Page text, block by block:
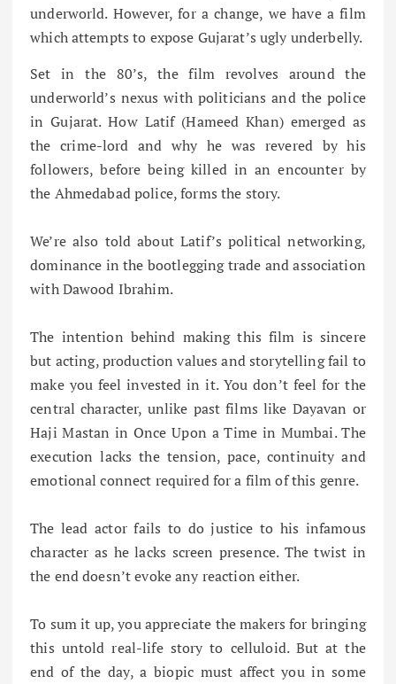
underworld. However, for a change, we have a film
which attempts to expose Gujarat’s ugly underbelly.
Set in the 80’s, the film revolves around the
underworld’s nexus with politicians and the police
in Gujarat. How Latif (Hameed Khan) emerged as
the crime-lord and why he was revered by his
followers, before being killed in an encounter by
the Ahmedabad police, forms the story.
We’re also told about Latif’s political networking,
dominance in the bootlegging trade and association
with Dawood Ibrahim.
The intention behind making this film is sincere
but acting, production values and storytelling fail to
make you feel invested in it. You don’t feel for the
central character, unlike past films like Dayavan or
Haji Mastan in Once Upon a Time in Mumbai. The
execution lacks the tension, pace, continuity and
emotional connect required for a film of this genre.
The lead actor fails to do justice to his infamous
character as he lacks screen presence. The twist in
the end doesn’t evoke any reaction either.
To sum it up, you appreciate the makers for bringing
this untold real-life story to celluloid. But at the
end of the day, a biopic must affect you in some